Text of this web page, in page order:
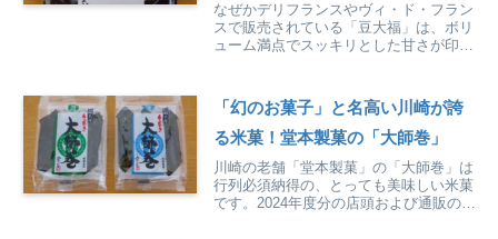
なぜかデリフランスやヴィ・ド・フラン
スで販売されている「豆大福」は、ボリ
ューム満点でスッキリとした甘さが印象
「幻のお菓子」と名高い川崎が誇
る米菓！堂本製菓の「大師巻」
川崎の老舗「堂本製菓」の「大師巻」は
行列必須納得の、とっても美味しい米菓
です。2024年度分の店頭および通販の予